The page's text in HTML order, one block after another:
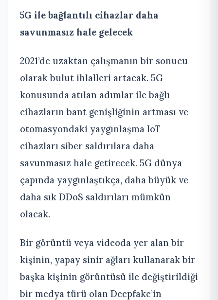
5G ile bağlantılı cihazlar daha
savunmasız hale gelecek
2021’de uzaktan çalışmanın bir sonucu
olarak bulut ihlalleri artacak. 5G
konusunda atılan adımlar ile bağlı
cihazların bant genişliğinin artması ve
otomasyondaki yaygınlaşma IoT
cihazları siber saldırılara daha
savunmasız hale getirecek. 5G dünya
çapında yaygınlaştıkça, daha büyük ve
daha sık DDoS saldırıları mümkün
olacak.
Bir görüntü veya videoda yer alan bir
kişinin, yapay sinir ağları kullanarak bir
başka kişinin görüntüsü ile değiştirildiği
bir medya türü olan Deepfake’in